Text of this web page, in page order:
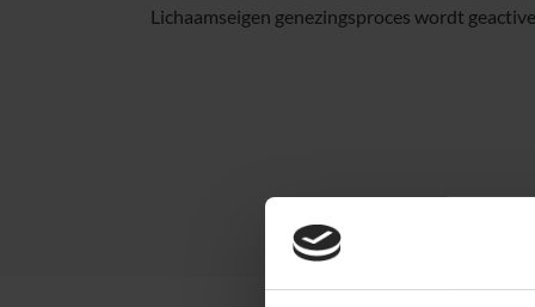
Lichaamseigen genezingsproces wordt